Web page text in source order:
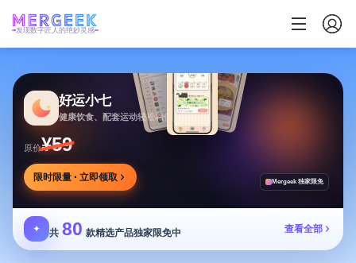
发现数字匠人的绝妙灵感
好运小七
健康饮食、配套运动轻松相伴
原价¥59
限时限量 · 立即领取 Mergeek 独家限免
✦ 共 80 款精选产品独家限免中 查看全部